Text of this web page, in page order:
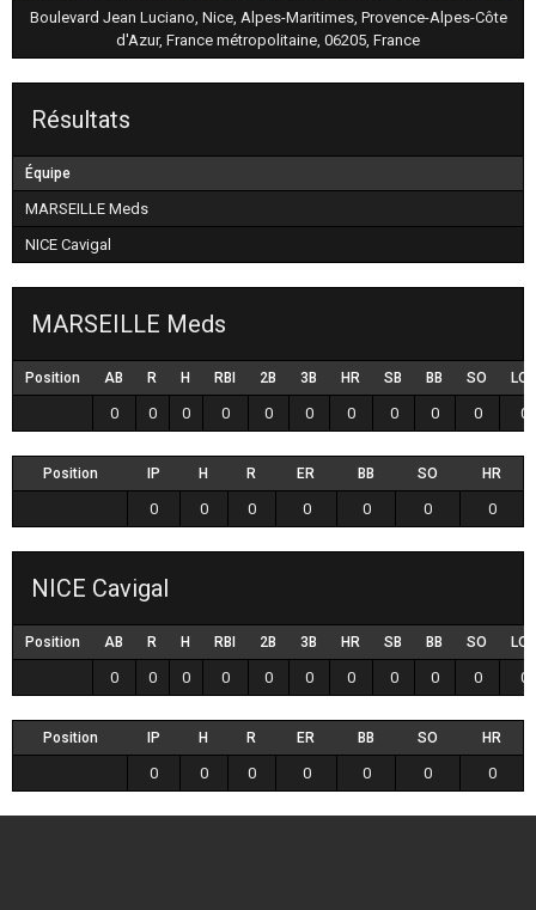
Boulevard Jean Luciano, Nice, Alpes-Maritimes, Provence-Alpes-Côte
d'Azur, France métropolitaine, 06205, France
Résultats
Équipe
MARSEILLE Meds
NICE Cavigal
MARSEILLE Meds
Position AB R H RBI 2B 3B HR SB BB SO LOB
0 0 0 0 0 0 0 0 0 0 0
Position IP H R ER BB SO HR
0 0 0 0 0 0 0
NICE Cavigal
Position AB R H RBI 2B 3B HR SB BB SO LOB
0 0 0 0 0 0 0 0 0 0 0
Position IP H R ER BB SO HR
0 0 0 0 0 0 0